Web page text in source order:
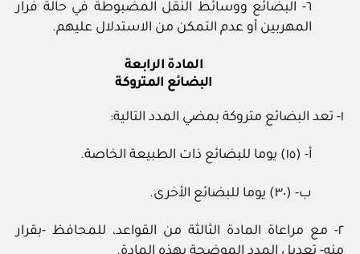
٦- البضائع ووسائط النقل المضبوطة في حالة فرار
المهربين أو عدم التمكن من الاستدلال عليهم.
المادة الرابعة
البضائع المتروكة
١- تعد البضائع متروكة بمضي المدد التالية:
أ- (١٥) يوما للبضائع ذات الطبيعة الخاصة.
ب- (٣٠) يوما للبضائع الأخرى.
٢- مع مراعاة المادة الثالثة من القواعد، للمحافظ -بقرار